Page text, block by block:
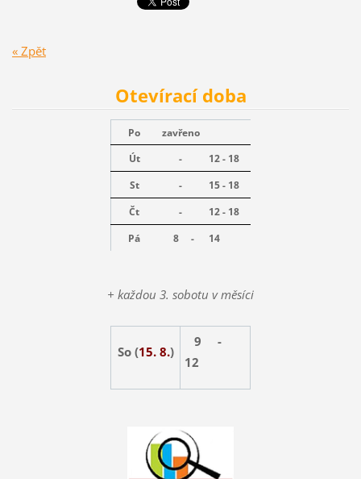
« Zpět
Otevírací doba
Po
zavřeno
Út
-
12 - 18
St
-
15 - 18
Čt
-
12 - 18
Pá
8 - 14
+ každou 3. sobotu v měsíci
So (15. 8.)
9 -
12